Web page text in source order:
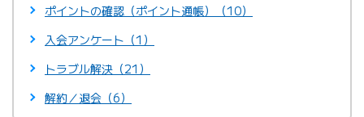
ポイントの確認（ポイント通帳）（10）
入会アンケート（1）
トラブル解決（21）
解約／退会（6）